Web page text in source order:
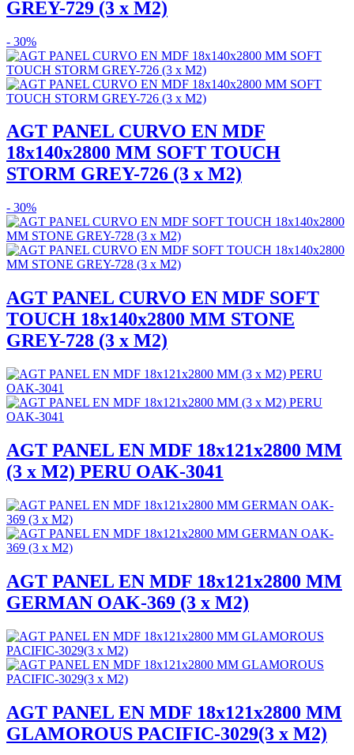
GREY-729 (3 x M2)
- 30%
AGT PANEL CURVO EN MDF
18x140x2800 MM SOFT TOUCH
STORM GREY-726 (3 x M2)
- 30%
AGT PANEL CURVO EN MDF SOFT
TOUCH 18x140x2800 MM STONE
GREY-728 (3 x M2)
AGT PANEL EN MDF 18x121x2800 MM
(3 x M2) PERU OAK-3041
AGT PANEL EN MDF 18x121x2800 MM
GERMAN OAK-369 (3 x M2)
AGT PANEL EN MDF 18x121x2800 MM
GLAMOROUS PACIFIC-3029(3 x M2)